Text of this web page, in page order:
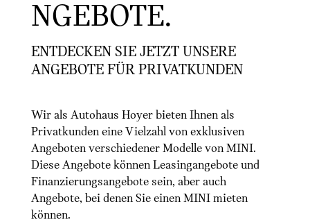
NGEBOTE.
ENTDECKEN SIE JETZT UNSERE
ANGEBOTE FÜR PRIVATKUNDEN
Wir als Autohaus Hoyer bieten Ihnen als
Privatkunden eine Vielzahl von exklusiven
Angeboten verschiedener Modelle von MINI.
Diese Angebote können Leasingangebote und
Finanzierungsangebote sein, aber auch
Angebote, bei denen Sie einen MINI mieten
können.